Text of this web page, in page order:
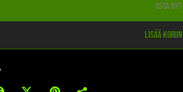
Osta nyt
Lisää koriin